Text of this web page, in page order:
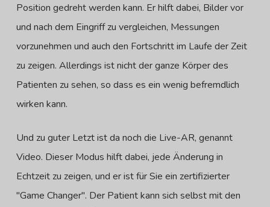
Position gedreht werden kann. Er hilft dabei, Bilder vor
und nach dem Eingriff zu vergleichen, Messungen
vorzunehmen und auch den Fortschritt im Laufe der Zeit
zu zeigen. Allerdings ist nicht der ganze Körper des
Patienten zu sehen, so dass es ein wenig befremdlich
wirken kann.
Und zu guter Letzt ist da noch die Live-AR, genannt
Video. Dieser Modus hilft dabei, jede Änderung in
Echtzeit zu zeigen, und er ist für Sie ein zertifizierter
"Game Changer". Der Patient kann sich selbst mit den